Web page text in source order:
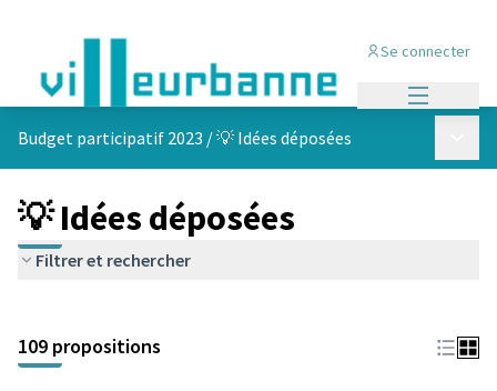
Se connecter
Budget participatif 2023 /💡 Idées déposées
💡 Idées déposées
Filtrer et rechercher
+
−
109 propositions